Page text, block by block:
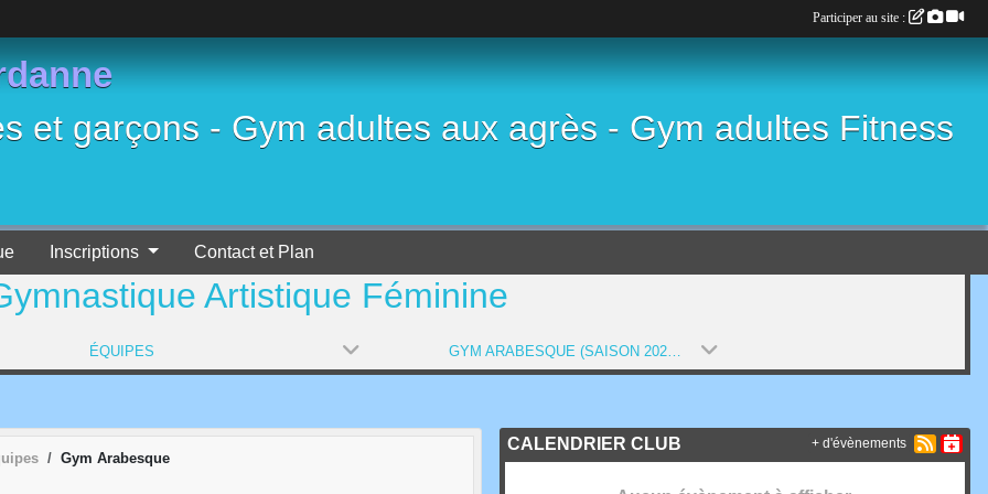
et garçons - Gym adultes aux agrès - Gym adultes Fitness
Inscriptions Contact et Plan
Artistique Féminine
ÉQUIPES GYM ARABESQUE (SAISON 2022-2023)
Gym Arabesque
CALENDRIER CLUB + d'évènements
Participer au site :